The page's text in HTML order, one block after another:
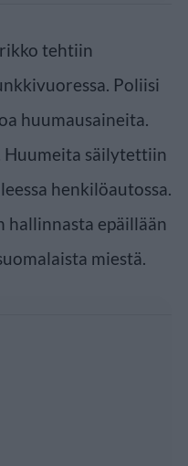
tehtiin
Poliisi
huumausaineita.
Huumeita säilytettiin
henkilöautossa.
hallinnasta epäillään
miestä.